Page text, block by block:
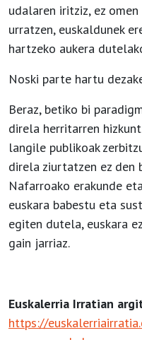
udalaren iritziz, ez
urratzen, euskaldunek
hartzeko aukera
Noski parte hartu
Beraz, betiko bi
direla herritarren
langile publikoak
direla ziurtatzen ez
Nafarroako erakunde
euskara babestu eta
egiten dutela, euskara
gain jarriaz.
Euskalerria Irratian
https://